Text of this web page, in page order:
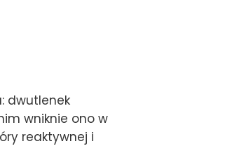
dwutlenek
wniknie ono w
reaktywnej i